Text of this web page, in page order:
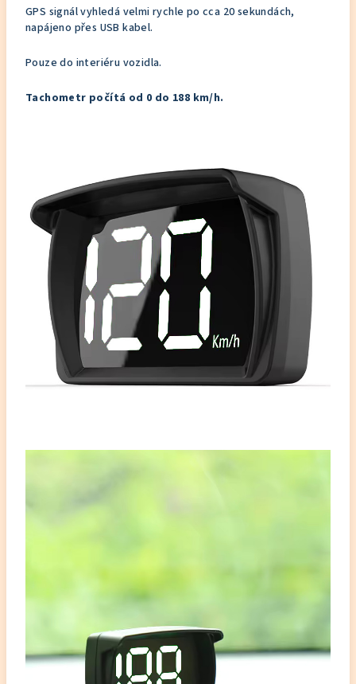
GPS signál vyhledá velmi rychle po cca 20 sekundách,
napájeno přes USB kabel.
Pouze do interiéru vozidla.
Tachometr počítá od 0 do 188 km/h.